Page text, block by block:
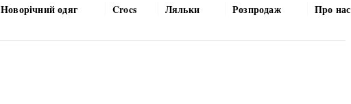
Новорічний одяг Crocs Ляльки Розпродаж Про нас